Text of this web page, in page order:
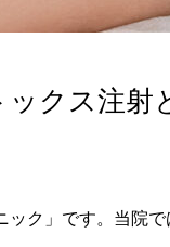
クス注射
ク」です。当院